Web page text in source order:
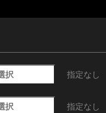
択 指定なし
択 指定なし